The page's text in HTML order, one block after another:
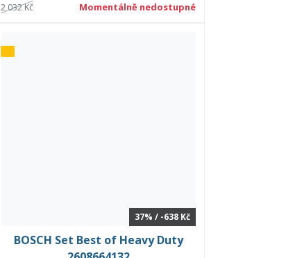
2 032 Kč Momentálně nedostupné
37% / -638 Kč
BOSCH Set Best of Heavy Duty